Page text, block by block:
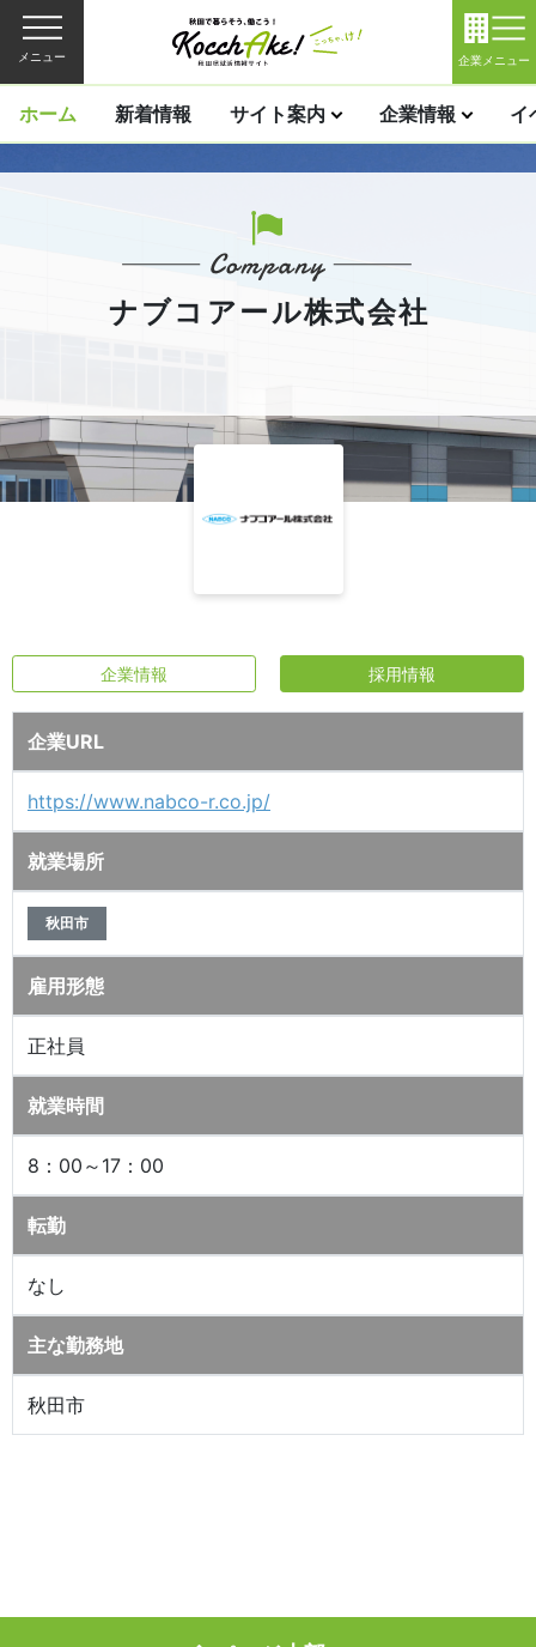
メニュー 企業メニュー
ホーム 新着情報 サイト案内 企業情報 イ
ナブコアール株式会社
企業情報 採用情報
企業URL
https://www.nabco-r.co.jp/
就業場所
秋田市
雇用形態
正社員
就業時間
8：00～17：00
転勤
なし
主な勤務地
秋田市